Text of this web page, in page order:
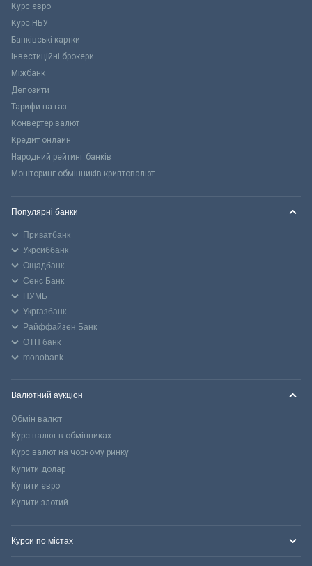
Курс євро
Курс НБУ
Банківські картки
Інвестиційні брокери
Міжбанк
Депозити
Тарифи на газ
Конвертер валют
Кредит онлайн
Народний рейтинг банків
Моніторинг обмінників криптовалют
Популярні банки
Приватбанк
Укрсиббанк
Ощадбанк
Сенс Банк
ПУМБ
Укргазбанк
Райффайзен Банк
ОТП банк
monobank
Валютний аукціон
Обмін валют
Курс валют в обмінниках
Курс валют на чорному ринку
Купити долар
Купити євро
Купити злотий
Курси по містах